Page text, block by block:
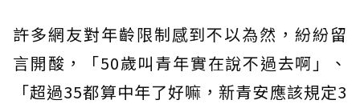
許多網友對年齡限制感到不以為然，紛紛留
言開酸，「50歲叫青年實在說不過去啊」、
「超過35都算中年了好嘛，新青安應該規定3